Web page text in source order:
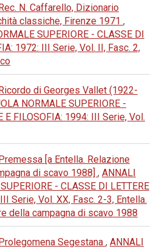
N. Caffarello, Dizionario
classiche, Firenze 1971 ,
SUPERIORE - CLASSE DI
1972: III Serie, Vol. II, Fasc. 2,
di Georges Vallet (1922-
NORMALE SUPERIORE -
E FILOSOFIA: 1994: III Serie, Vol.
[a Entella. Relazione
di scavo 1988] , ANNALI
- CLASSE DI LETTERE
Serie, Vol. XX, Fasc. 2-3, Entella.
della campagna di scavo 1988
Segestana , ANNALI